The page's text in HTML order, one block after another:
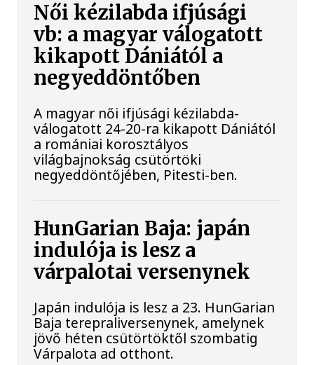
Női kézilabda ifjúsági
vb: a magyar válogatott
kikapott Dániától a
negyeddöntőben
A magyar női ifjúsági kézilabda-
válogatott 24-20-ra kikapott Dániától
a romániai korosztályos
világbajnokság csütörtöki
negyeddöntőjében, Pitesti-ben.
HunGarian Baja: japán
indulója is lesz a
várpalotai versenynek
Japán indulója is lesz a 23. HunGarian
Baja terepraliversenynek, amelynek
jövő héten csütörtöktől szombatig
Várpalota ad otthont.